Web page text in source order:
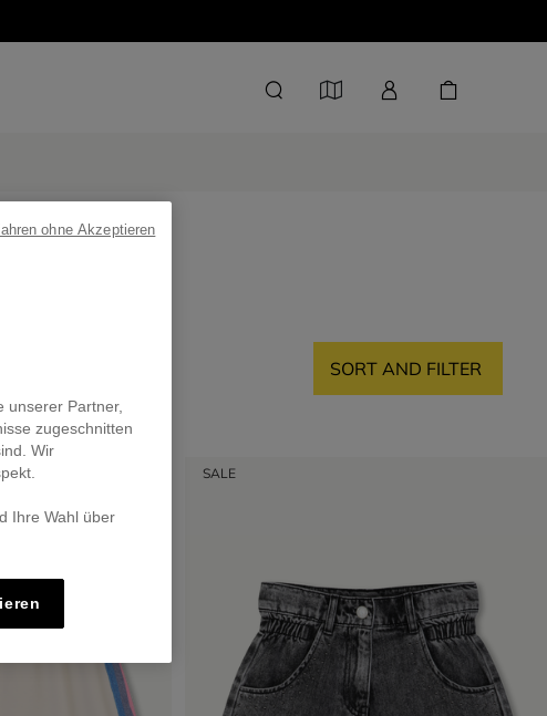
SORT AND FILTER
SALE
unserer Partner,
zugeschnitten
Wir
Ihre Wahl über
ohne Akzeptieren